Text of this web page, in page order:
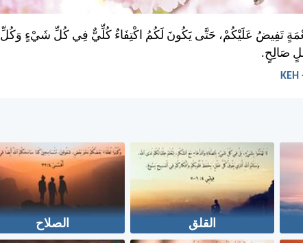
تَفِيضُ عَلَيْكُمْ، حَتَّى يَكُونَ لَكُمُ اكْتِفَاءٌ كُلِّيٌّ فِي كُلِّ شَيْءٍ وَكُلِّ
صَالِحٍ.
القلق الصلاح